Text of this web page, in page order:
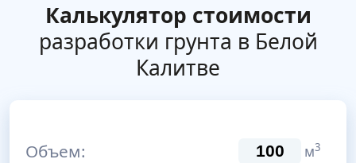
Калькулятор стоимости
разработки грунта в Белой
Калитве
Объем: м3